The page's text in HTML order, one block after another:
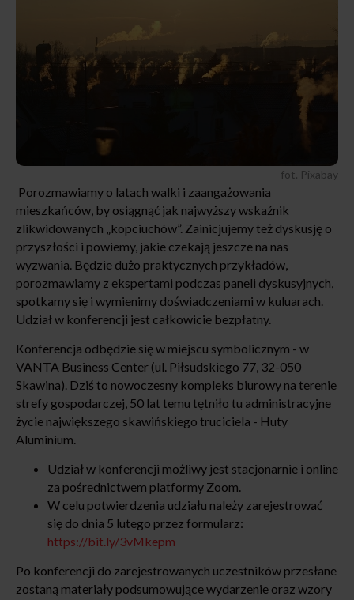
fot. Pixabay
Porozmawiamy o latach walki i zaangażowania
mieszkańców, by osiągnąć jak najwyższy wskaźnik
zlikwidowanych „kopciuchów”. Zainicjujemy też dyskusję o
przyszłości i powiemy, jakie czekają jeszcze na nas
wyzwania. Będzie dużo praktycznych przykładów,
porozmawiamy z ekspertami podczas paneli dyskusyjnych,
spotkamy się i wymienimy doświadczeniami w kuluarach.
Udział w konferencji jest całkowicie bezpłatny.
Konferencja odbędzie się w miejscu symbolicznym - w
VANTA Business Center (ul. Piłsudskiego 77, 32-050
Skawina). Dziś to nowoczesny kompleks biurowy na terenie
strefy gospodarczej, 50 lat temu tętniło tu administracyjne
życie największego skawińskiego truciciela - Huty
Aluminium.
Udział w konferencji możliwy jest stacjonarnie i online
za pośrednictwem platformy Zoom.
W celu potwierdzenia udziału należy zarejestrować
się do dnia 5 lutego przez formularz:
https://bit.ly/3vMkepm
Po konferencji do zarejestrowanych uczestników przesłane
zostaną materiały podsumowujące wydarzenie oraz wzory